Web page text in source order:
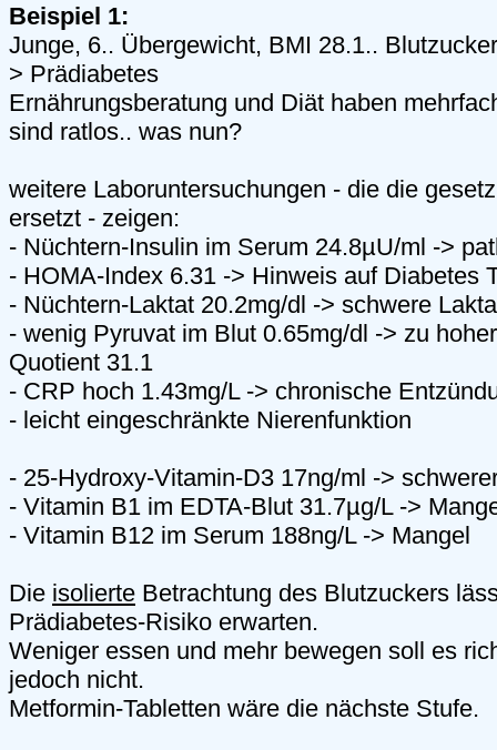
Beispiel 1:
Junge, 6.. Übergewicht, BMI 28.1..
> Prädiabetes
Ernährungsberatung und Diät haben
sind ratlos.. was nun?
weitere Laboruntersuchungen - die die
ersetzt - zeigen:
- Nüchtern-Insulin im Serum 24.8µU/ml ->
- HOMA-Index 6.31 -> Hinweis auf Diabetes
- Nüchtern-Laktat 20.2mg/dl -> schwere
- wenig Pyruvat im Blut 0.65mg/dl -> zu
Quotient 31.1
- CRP hoch 1.43mg/L -> chronische
- leicht eingeschränkte Nierenfunktion
- 25-Hydroxy-Vitamin-D3 17ng/ml ->
- Vitamin B1 im EDTA-Blut 31.7µg/L ->
- Vitamin B12 im Serum 188ng/L -> Mangel
Die isolierte Betrachtung des Blutzuckers
Prädiabetes-Risiko erwarten.
Weniger essen und mehr bewegen soll es
jedoch nicht.
Metformin-Tabletten wäre die nächste Stufe.